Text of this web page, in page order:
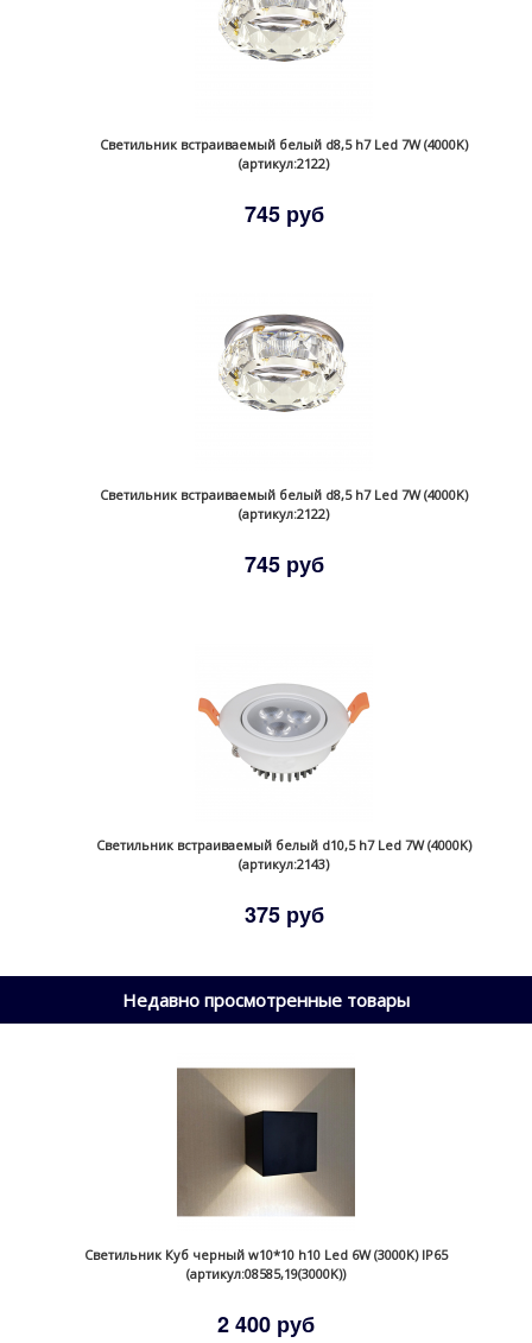
Светильник встраиваемый белый d8,5 h7 Led 7W (4000K)
(артикул:2122)
745 руб
Светильник встраиваемый белый d8,5 h7 Led 7W (4000K)
(артикул:2122)
745 руб
Светильник встраиваемый белый d10,5 h7 Led 7W (4000K)
(артикул:2143)
375 руб
Недавно просмотренные товары
Светильник Куб черный w10*10 h10 Led 6W (3000K) IP65
(артикул:08585,19(3000K))
2 400 руб